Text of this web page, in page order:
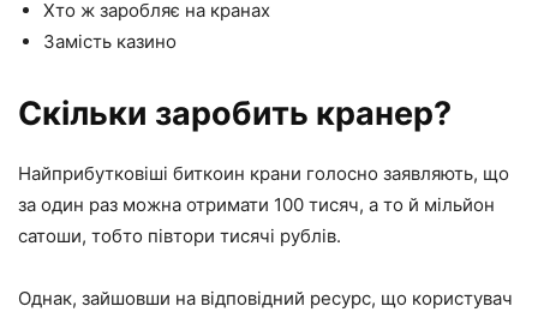
Хто ж заробляє на кранах
Замість казино
Скільки заробить кранер?
Найприбутковіші биткоин крани голосно заявляють, що
за один раз можна отримати 100 тисяч, а то й мільйон
сатоши, тобто півтори тисячі рублів.
Однак, зайшовши на відповідний ресурс, що користувач